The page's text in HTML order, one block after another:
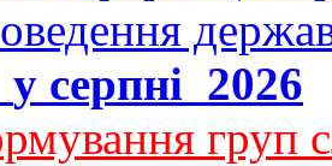
у серпні 2026
груп